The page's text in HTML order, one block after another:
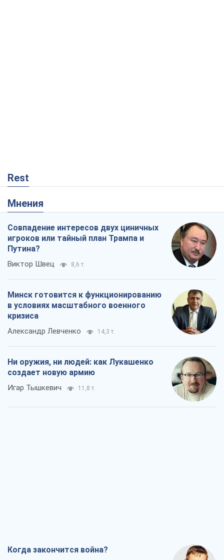
Rest
Мнения
Совпадение интересов двух циничных
игроков или тайный план Трампа и
Путина?
Виктор Швец 8,6 т.
Минск готовится к функционированию
в условиях масштабного военного
кризиса
Александр Левченко 14,3 т.
Ни оружия, ни людей: как Лукашенко
создает новую армию
Игар Тышкевич 11,8 т.
Когда закончится война?